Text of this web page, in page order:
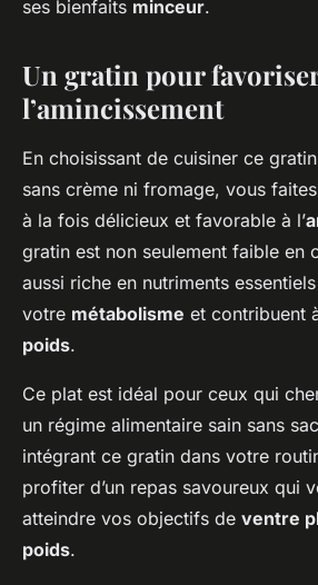
ses bienfaits minceur.
Un gratin pour
l’amincissement
En choisissant de cuisiner ce
sans crème ni fromage, vous
à la fois délicieux et favorable à l’
gratin est non seulement faible en
aussi riche en nutriments
votre métabolisme et contribuent
poids.
Ce plat est idéal pour ceux qui
un régime alimentaire sain sans
intégrant ce gratin dans votre
profiter d’un repas savoureux qui
atteindre vos objectifs de ventre
poids.